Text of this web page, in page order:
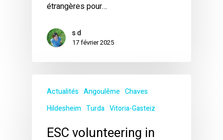
étrangères pour…
s d
17 février 2025
Actualités Angoulême Chaves
Hildesheim Turda Vitoria-Gasteiz
ESC volunteering in